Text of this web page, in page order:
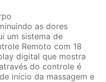
as dores
um sistema de
Remoto com 18
digital que mostra
do controle é
início da massagem e